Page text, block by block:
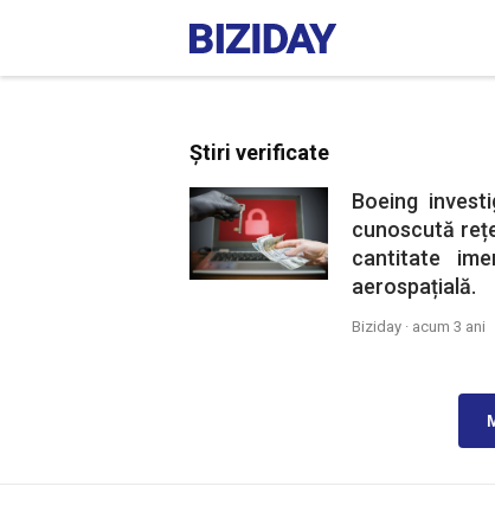
Știri verificate
Boeing
cunoscută
cantitate
aerospațială.
Biziday · acum 3 ani